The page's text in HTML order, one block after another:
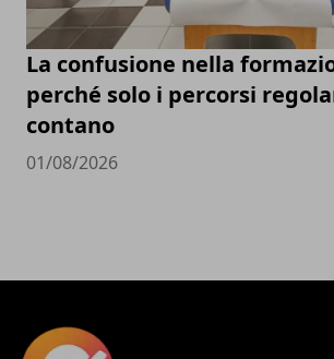
La confusione nella
perché solo i percorsi
contano
01/08/2026